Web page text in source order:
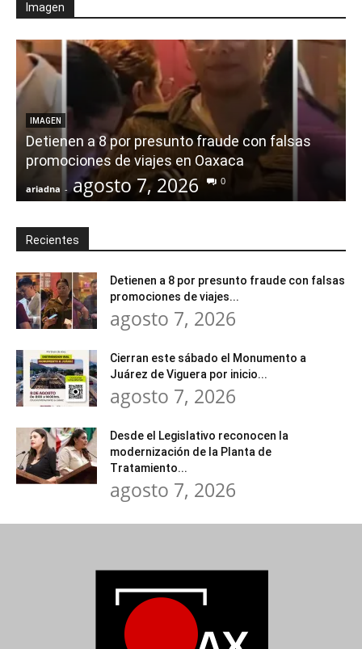
Imagen
IMAGEN
Detienen a 8 por presunto fraude con falsas
promociones de viajes en Oaxaca
ariadna - agosto 7, 2026 0
Recientes
Detienen a 8 por presunto fraude con falsas
promociones de viajes...
agosto 7, 2026
Cierran este sábado el Monumento a
Juárez de Viguera por inicio...
agosto 7, 2026
Desde el Legislativo reconocen la
modernización de la Planta de
Tratamiento...
agosto 7, 2026